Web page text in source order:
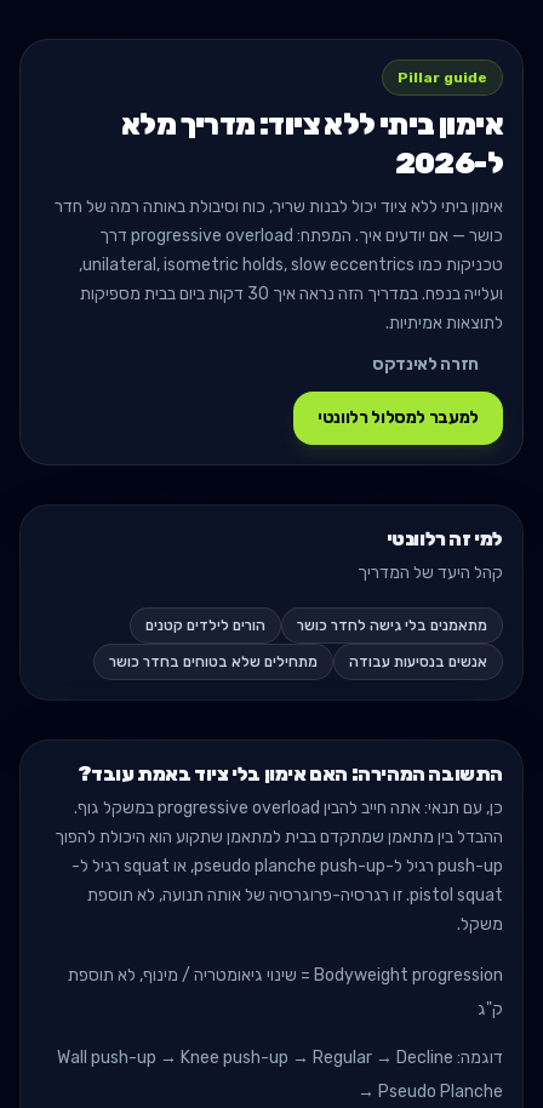
Pillar guide
אימון ביתי ללא ציוד: מדריך מלא
ל-2026
אימון ביתי ללא ציוד יכול לבנות שריר, כוח וסיבולת באותה רמה של חדר
כושר — אם יודעים איך. המפתח: progressive overload דרך
טכניקות כמו unilateral, isometric holds, slow eccentrics,
ועלייה בנפח. במדריך הזה נראה איך 30 דקות ביום בבית מספיקות
לתוצאות אמיתיות.
חזרה לאינדקס
למעבר למסלול רלוונטי
למי זה רלוונטי
קהל היעד של המדריך
מתאמנים בלי גישה לחדר כושר הורים לילדים קטנים
אנשים בנסיעות עבודה מתחילים שלא בטוחים בחדר כושר
התשובה המהירה: האם אימון בלי ציוד באמת עובד?
כן, עם תנאי: אתה חייב להבין progressive overload במשקל גוף.
ההבדל בין מתאמן שמתקדם בבית למתאמן שתקוע הוא היכולת להפוך
push-up רגיל ל-pseudo planche push-up, או squat רגיל ל-
pistol squat. זו רגרסיה-פרוגרסיה של אותה תנועה, לא תוספת
משקל.
Bodyweight progression = שינוי גיאומטריה / מינוף, לא תוספת
ק"ג
דוגמה: Wall push-up → Knee push-up → Regular → Decline
→ Pseudo Planche